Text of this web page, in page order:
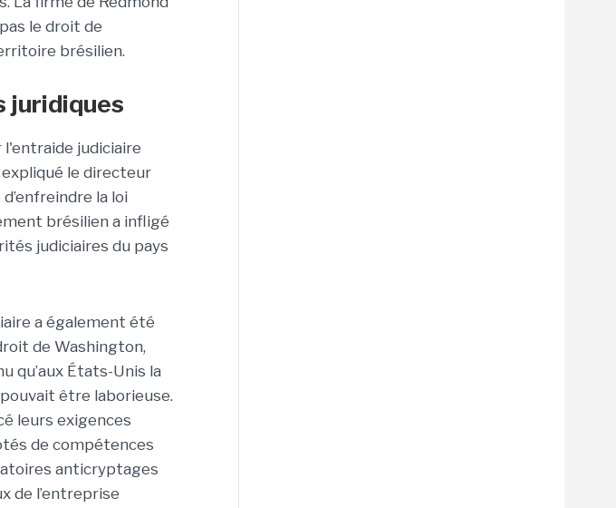
le droit de
brésilien.
juridiques
l'entraide judiciaire
expliqué le directeur
la loi
brésilien a infligé
judiciaires du pays
a également été
de Washington,
qu’aux États-Unis la
être laborieuse.
leurs exigences
de compétences
anticryptages
de l’entreprise